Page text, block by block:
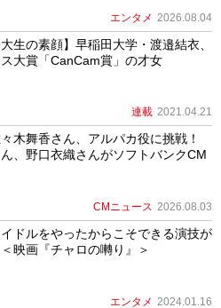
エンタメ 2026.08.04
大生の素顔】早稲田大学・渡邉結衣、
大賞「CanCam賞」の才女
連載 2021.04.21
木舞香さん、アルパカ役に挑戦！
、野口衣織さんがソフトバンクCM
CMニュース 2026.08.03
ドルをやったからこそできる演技が
映画『チャロの囀り』＞
エンタメ 2024.01.16